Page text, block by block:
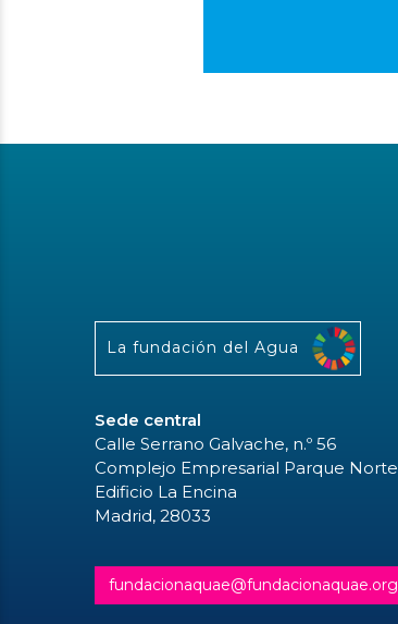
La fundación del Agua
Sede central
Calle Serrano Galvache, n.º 56
Complejo Empresarial Parque Norte
Edificio La Encina
Madrid, 28033
fundacionaquae@fundacionaquae.org